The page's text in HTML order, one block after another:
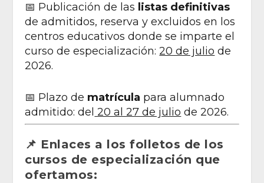
📅 Publicación de las listas definitivas
de admitidos, reserva y excluidos en los
centros educativos donde se imparte el
curso de especialización:20 de julio de
2026.
📅 Plazo de matrícula para alumnado
admitido: del 20 al 27 de julio de 2026.
📌 Enlaces a los folletos de los
cursos de especialización que
ofertamos: